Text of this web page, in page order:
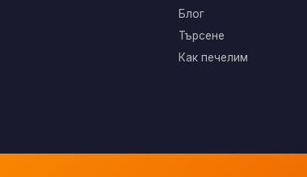
Блог
Търсене
Как печелим